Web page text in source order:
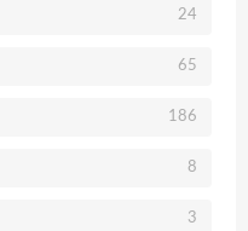
24
65
186
8
3